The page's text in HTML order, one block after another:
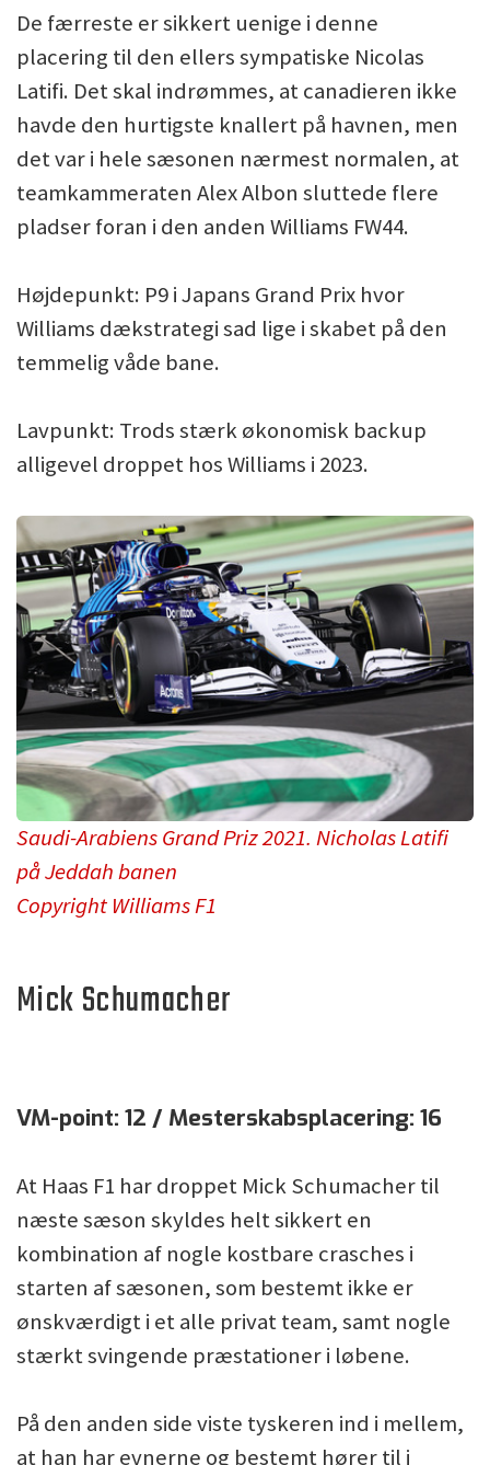
De færreste er sikkert uenige i denne
placering til den ellers sympatiske Nicolas
Latifi. Det skal indrømmes, at canadieren ikke
havde den hurtigste knallert på havnen, men
det var i hele sæsonen nærmest normalen, at
teamkammeraten Alex Albon sluttede flere
pladser foran i den anden Williams FW44.
Højdepunkt: P9 i Japans Grand Prix hvor
Williams dækstrategi sad lige i skabet på den
temmelig våde bane.
Lavpunkt: Trods stærk økonomisk backup
alligevel droppet hos Williams i 2023.
Saudi-Arabiens Grand Priz 2021. Nicholas Latifi
på Jeddah banen
Copyright Williams F1
Mick Schumacher
VM-point: 12 / Mesterskabsplacering: 16
At Haas F1 har droppet Mick Schumacher til
næste sæson skyldes helt sikkert en
kombination af nogle kostbare crasches i
starten af sæsonen, som bestemt ikke er
ønskværdigt i et alle privat team, samt nogle
stærkt svingende præstationer i løbene.
På den anden side viste tyskeren ind i mellem,
at han har evnerne og bestemt hører til i